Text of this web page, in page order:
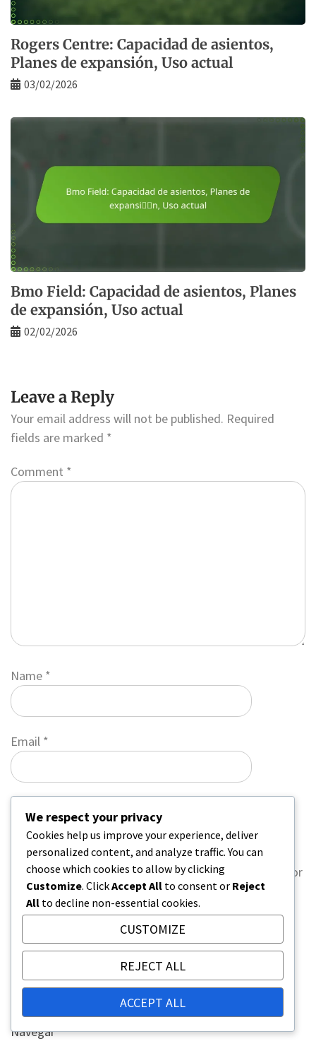
Rogers Centre: Capacidad de asientos,
Planes de expansión, Uso actual
03/02/2026
Bmo Field: Capacidad de asientos, Planes
de expansión, Uso actual
02/02/2026
Leave a Reply
Your email address will not be published. Required
fields are marked *
Comment *
Name *
Email *
Save my name, email, and website in this browser for
the next time I comment.
ENLACES
Sobre nosotros
Navegar
We respect your privacy
Cookies help us improve your experience, deliver
personalized content, and analyze traffic. You can
choose which cookies to allow by clicking
Customize. ClickAccept All to consent or Reject
All to decline non-essential cookies.
CUSTOMIZE
REJECT ALL
ACCEPT ALL